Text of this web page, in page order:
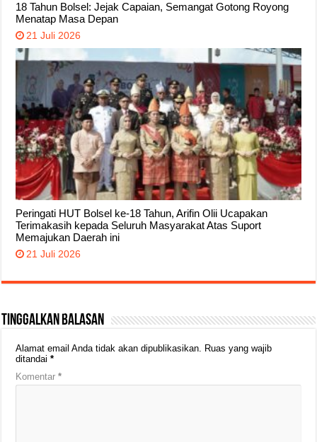
18 Tahun Bolsel: Jejak Capaian, Semangat Gotong Royong
Menatap Masa Depan
21 Juli 2026
Peringati HUT Bolsel ke-18 Tahun, Arifin Olii Ucapakan
Terimakasih kepada Seluruh Masyarakat Atas Suport
Memajukan Daerah ini
21 Juli 2026
Tinggalkan Balasan
Alamat email Anda tidak akan dipublikasikan.
Ruas yang wajib
ditandai*
Komentar*